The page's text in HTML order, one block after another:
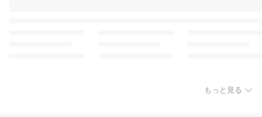
もっと見る